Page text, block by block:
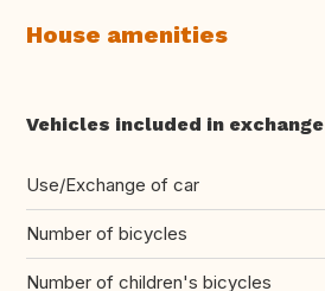
House amenities
Vehicles included in exchange
Use/Exchange of car
Number of bicycles
Number of children's bicycles